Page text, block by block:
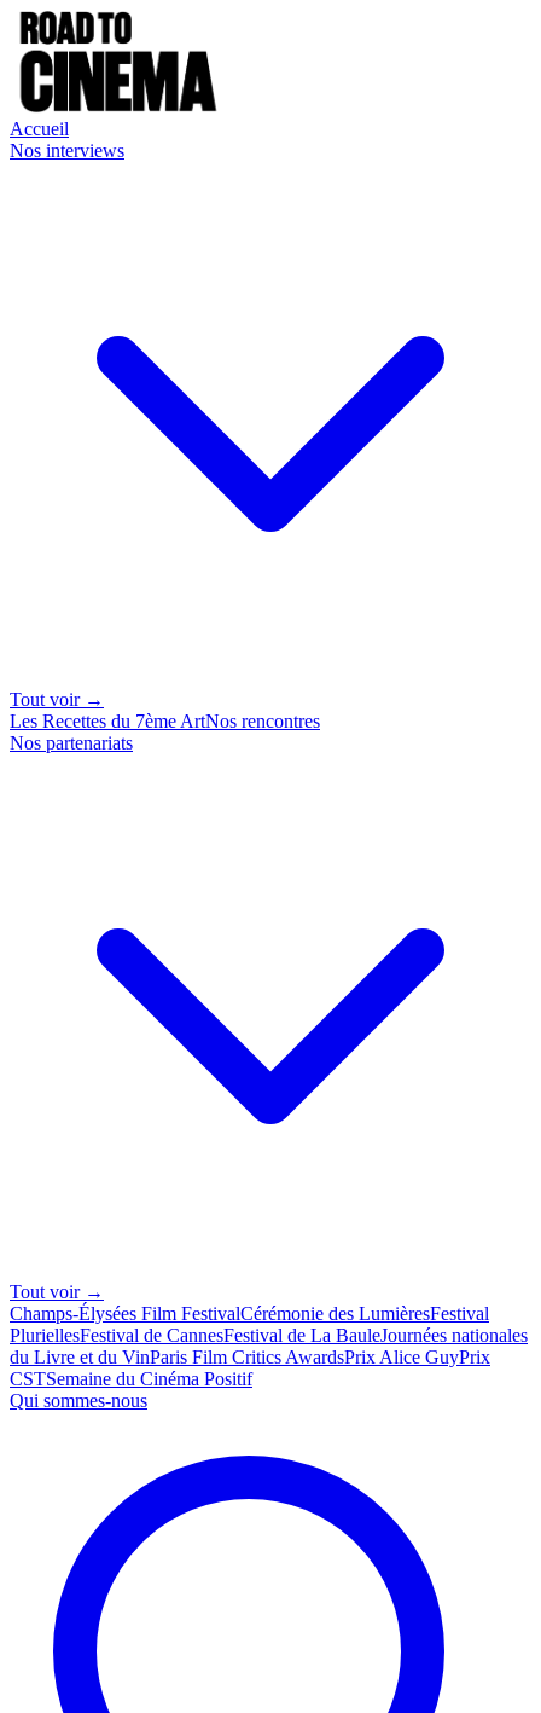
Accueil
Nos interviews
Tout voir →
Les Recettes du 7ème ArtNos rencontres
Nos partenariats
Tout voir →
Champs-Élysées Film FestivalCérémonie des LumièresFestival
PluriellesFestival de CannesFestival de La BauleJournées nationales
du Livre et du VinParis Film Critics AwardsPrix Alice GuyPrix
CSTSemaine du Cinéma Positif
Qui sommes-nous